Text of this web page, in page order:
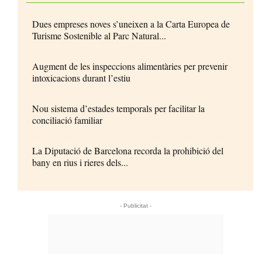
Dues empreses noves s’uneixen a la Carta Europea de
Turisme Sostenible al Parc Natural...
Augment de les inspeccions alimentàries per prevenir
intoxicacions durant l’estiu
Nou sistema d’estades temporals per facilitar la
conciliació familiar
La Diputació de Barcelona recorda la prohibició del
bany en rius i rieres dels...
- Publicitat -